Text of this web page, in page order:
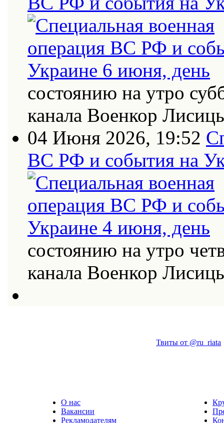
состоянию на утро
канала Военкор
04 Июня 2026, 19:52
ВС РФ и события на
состоянию на утро
канала Военкор
Твиты от @ru_riata
О нас
Вакансии
Рекламодателям